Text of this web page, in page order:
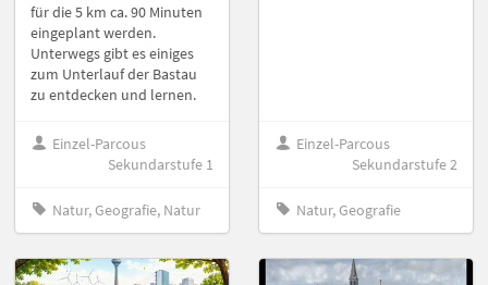
für die 5 km ca. 90 Minuten
eingeplant werden.
Unterwegs gibt es einiges
zum Unterlauf der Bastau
zu entdecken und lernen.
Einzel-Parcous
Sekundarstufe 1
Natur, Geografie, Natur
Einzel-Parcous
Sekundarstufe 2
Natur, Geografie